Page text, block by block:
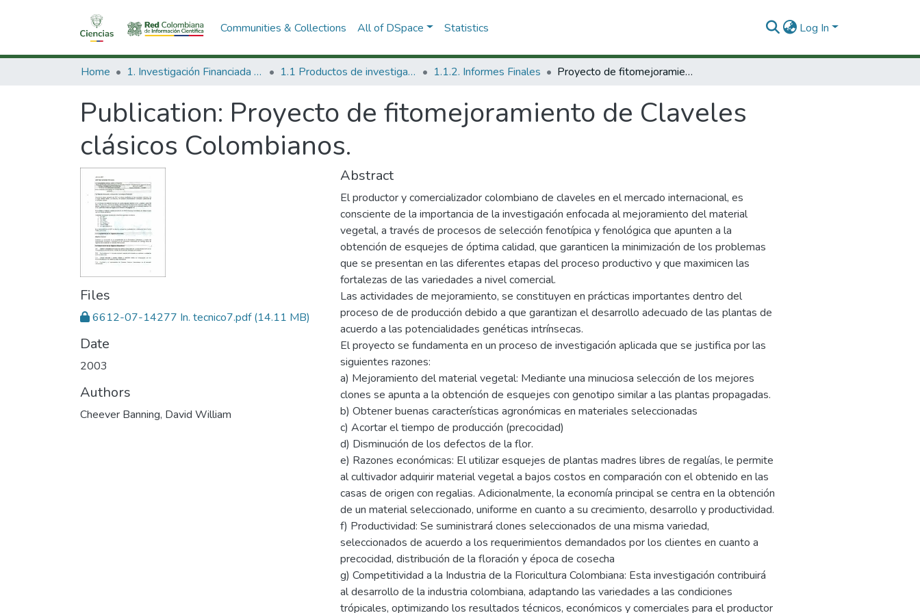
Communities & Collections All of DSpace Statistics Log In
Home 1. Investigación Financiada con Recursos Públicos 1.1 Productos de investigación 1.1.2. Informes Finales Proyecto de fitomejoramiento de Claveles clásicos Colombianos.
Publication: Proyecto de fitomejoramiento de Claveles
clásicos Colombianos.
Files
6612-07-14277 In. tecnico7.pdf(14.11 MB)
Date
2003
Authors
Cheever Banning, David William
Abstract
El productor y comercializador colombiano de claveles en el mercado internacional, es
consciente de la importancia de la investigación enfocada al mejoramiento del material
vegetal, a través de procesos de selección fenotípica y fenológica que apunten a la
obtención de esquejes de óptima calidad, que garanticen la minimización de los problemas
que se presentan en las diferentes etapas del proceso productivo y que maximicen las
fortalezas de las variedades a nivel comercial.
Las actividades de mejoramiento, se constituyen en prácticas importantes dentro del
proceso de de producción debido a que garantizan el desarrollo adecuado de las plantas de
acuerdo a las potencialidades genéticas intrínsecas.
El proyecto se fundamenta en un proceso de investigación aplicada que se justifica por las
siguientes razones:
a) Mejoramiento del material vegetal: Mediante una minuciosa selección de los mejores
clones se apunta a la obtención de esquejes con genotipo similar a las plantas propagadas.
b) Obtener buenas características agronómicas en materiales seleccionadas
c) Acortar el tiempo de producción (precocidad)
d) Disminución de los defectos de la flor.
e) Razones económicas: El utilizar esquejes de plantas madres libres de regalías, le permite
al cultivador adquirir material vegetal a bajos costos en comparación con el obtenido en las
casas de origen con regalias. Adicionalmente, la economía principal se centra en la obtención
de un material seleccionado, uniforme en cuanto a su crecimiento, desarrollo y productividad.
f) Productividad: Se suministrará clones seleccionados de una misma variedad,
seleccionados de acuerdo a los requerimientos demandados por los clientes en cuanto a
precocidad, distribución de la floración y época de cosecha
g) Competitividad a la Industria de la Floricultura Colombiana: Esta investigación contribuirá
al desarrollo de la industria colombiana, adaptando las variedades a las condiciones
trópicales, optimizando los resultados técnicos, económicos y comerciales para el productor